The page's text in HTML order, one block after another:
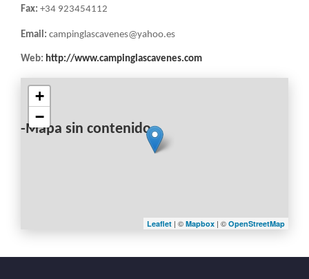
Fax: +34 923454112
Email: campinglascavenes@yahoo.es
Web: http://www.campinglascavenes.com
-Mapa sin contenido-
+
−
Leaflet | © Mapbox | © OpenStreetMap